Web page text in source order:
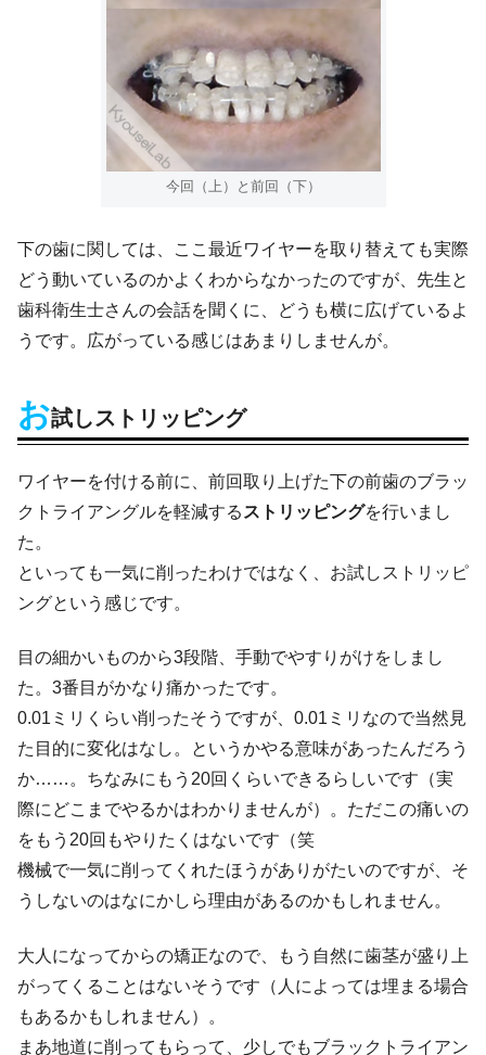
今回（上）と前回（下）
下の歯に関しては、ここ最近ワイヤーを取り替えても実際
どう動いているのかよくわからなかったのですが、先生と
歯科衛生士さんの会話を聞くに、どうも横に広げているよ
うです。広がっている感じはあまりしませんが。
お試しストリッピング
ワイヤーを付ける前に、前回取り上げた下の前歯のブラッ
クトライアングルを軽減する ストリッピングを行いまし
た。
といっても一気に削ったわけではなく、お試しストリッピ
ングという感じです。
目の細かいものから3段階、手動でやすりがけをしまし
た。3番目がかなり痛かったです。
0.01ミリくらい削ったそうですが、0.01ミリなので当然見
た目的に変化はなし。というかやる意味があったんだろう
か……。ちなみにもう20回くらいできるらしいです（実
際にどこまでやるかはわかりませんが）。ただこの痛いの
をもう20回もやりたくはないです（笑
機械で一気に削ってくれたほうがありがたいのですが、そ
うしないのはなにかしら理由があるのかもしれません。
大人になってからの矯正なので、もう自然に歯茎が盛り上
がってくることはないそうです（人によっては埋まる場合
もあるかもしれません）。
まあ地道に削ってもらって、少しでもブラックトライアン